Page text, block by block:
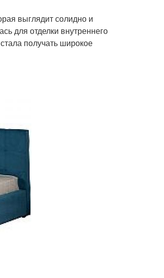
выглядит солидно и
для отделки внутреннего
получать широкое